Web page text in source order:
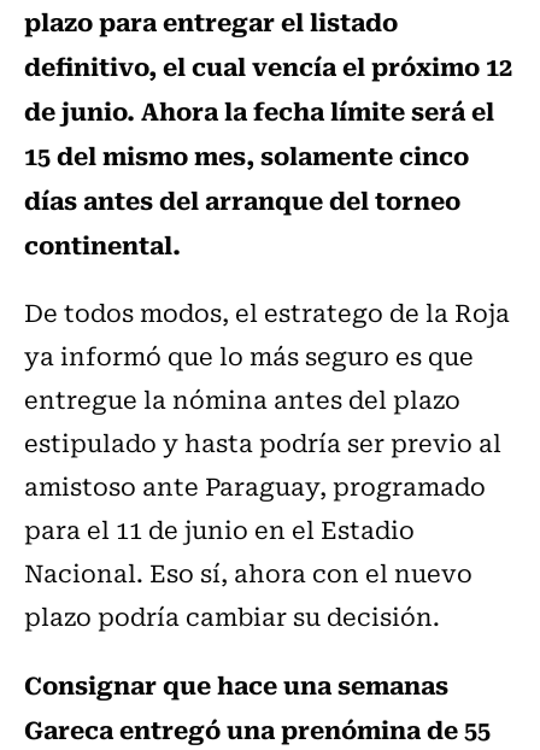
plazo para entregar el listado
definitivo, el cual vencía el próximo 12
de junio. Ahora la fecha límite será el
15 del mismo mes, solamente cinco
días antes del arranque del torneo
continental.
De todos modos, el estratego de la Roja
ya informó que lo más seguro es que
entregue la nómina antes del plazo
estipulado y hasta podría ser previo al
amistoso ante Paraguay, programado
para el 11 de junio en el Estadio
Nacional. Eso sí, ahora con el nuevo
plazo podría cambiar su decisión.
Consignar que hace una semanas
Gareca entregó una prenómina de 55